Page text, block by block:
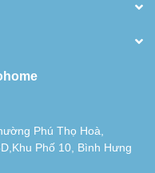
Phú Thọ Hoà,
Phố 10, Bình Hưng